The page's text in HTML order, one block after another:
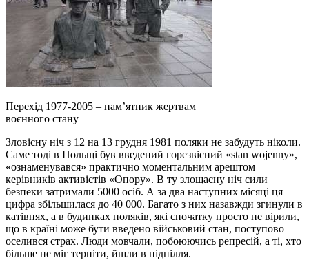
Перехід 1977-2005 – пам’ятник жертвам
воєнного стану
Зловісну ніч з 12 на 13 грудня 1981 поляки не забудуть ніколи.
Саме тоді в Польщі був введений горезвісний «stan wojenny»,
«ознаменувався» практично моментальним арештом
керівників активістів «Опору». В ту злощасну ніч сили
безпеки затримали 5000 осіб. А за два наступних місяці ця
цифра збільшилася до 40 000. Багато з них назавжди згинули в
катівнях, а в будинках поляків, які спочатку просто не вірили,
що в країні може бути введено військовий стан, поступово
оселився страх. Люди мовчали, побоюючись репресій, а ті, хто
більше не міг терпіти, йшли в підпілля.